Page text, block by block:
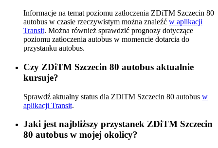
Informacje na temat poziomu zatłoczenia ZDiTM Szczecin 80
autobus w czasie rzeczywistym można znaleźć w aplikacji
Transit. Można również sprawdzić prognozy dotyczące
poziomu zatłoczenia autobus w momencie dotarcia do
przystanku autobus.
Czy ZDiTM Szczecin 80 autobus aktualnie
kursuje?
Sprawdź aktualny status dla ZDiTM Szczecin 80 autobus w
aplikacji Transit.
Jaki jest najbliższy przystanek ZDiTM Szczecin
80 autobus w mojej okolicy?